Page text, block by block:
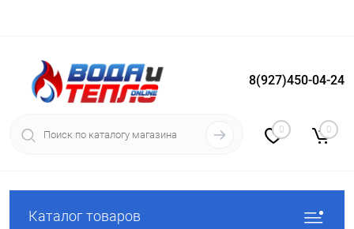
Вход Регистрация
8(927)450-04-24
0 0
Каталог товаров